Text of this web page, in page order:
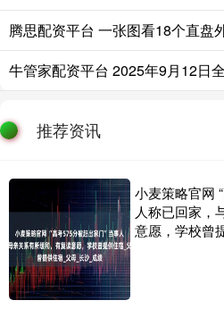
推荐资讯
小麦策略官网
人称已回家，
意愿，学校曾